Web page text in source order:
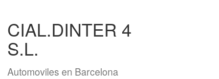
CIAL.DINTER 4
S.L.
Automoviles en Barcelona